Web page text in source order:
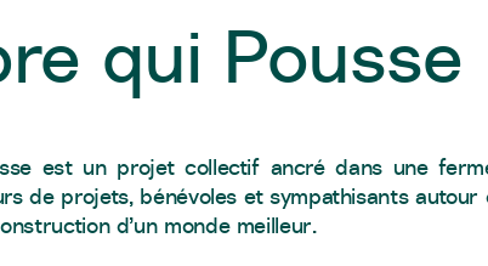
qui Pousse
est un projet collectif ancré dans une
de projets, bénévoles et sympathisants autour
d’un monde meilleur.